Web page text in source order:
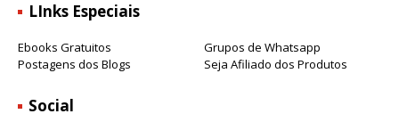
LInks Especiais
Ebooks Gratuitos
Grupos de Whatsapp
Postagens dos Blogs
Seja Afiliado dos Produtos
Social